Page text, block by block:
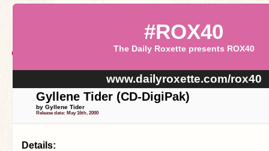
#ROX40
The Daily Roxette presents ROX40
www.dailyroxette.com/rox40
Gyllene Tider (CD-DigiPak)
by Gyllene Tider
Release date: May 16th, 2000
Details: